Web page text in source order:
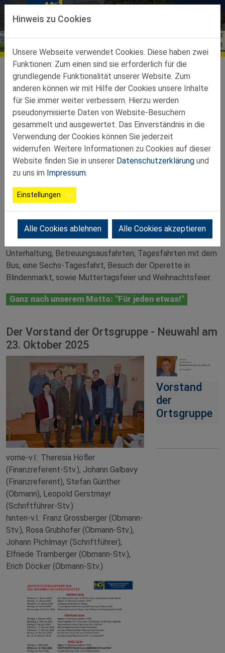
Direkt zur Hauptnavigation springen
Direkt zum Inhalt springen
Seitenstetten
Ortsgruppen
Ortsgruppen-Teilbez-St-Peter-Au Seitenstetten
Willkommen in der Ortsgruppe
Seitenstetten!
Die NÖ-Senioren Ortsgruppe Seitenstetten wird seit der
erfolgreichen Wahl am 23.10.2025 weiterhin von Obmann
Stefan Günther und seinem Team geleitet. Zur Jahresmitte
2025 zählte der Verein gut 370 Mitglieder, welche stets mit
Begeisterung und sehr zahlreich an den Veranstaltungen der
Unsere Aktivitäten sind abwechslungsreich und immer auf
Gemeinsame Wanderungen, Kegelnachmittage, Radfahren,
Seniorengymnastik, Minigolf. Gemütliche Nachmittage mit
Unterhaltung, Betreuungsausfahrten, Tagesfahrten mit dem
Bus, eine Sechs-Tagesfahrt, Besuch der Operette in
Blindenmarkt, sowie Muttertagsfeier und Weihnachtsfeier.
Ganz nach unserem Motto: "Für jeden etwas!"
Der Vorstand der Ortsgruppe - Neuwahl am
23. Oktober 2025
vorne-v.l.: Theresia Höfler
(Finanzreferent-Stv.), Johann Galbavy
(Finanzreferent), Stefan Günther
(Obmann), Leopold Gerstmayr
(Schriftführer-Stv.)
hinten-v.l.: Franz Grossberger (Obmann-
Stv.), Rosa Grubhofer (Obmann-Stv.),
Johann Pichlmayr (Schriftführer),
Elfriede Tramberger (Obmann-Stv.),
Erich Döcker (Obmann-Stv.)
Vorstand
der
Ortsgruppe
Hinweis zu Cookies
Unsere Webseite verwendet Cookies. Diese haben zwei
Funktionen: Zum einen sind sie erforderlich für die
grundlegende Funktionalität unserer Website. Zum
anderen können wir mit Hilfe der Cookies unsere Inhalte
für Sie immer weiter verbessern. Hierzu werden
pseudonymisierte Daten von Website-Besuchern
gesammelt und ausgewertet. Das Einverständnis in die
Verwendung der Cookies können Sie jederzeit
widerrufen. Weitere Informationen zu Cookies auf dieser
Website finden Sie in unserer Datenschutzerklärung und
zu uns im Impressum.
Einstellungen
Alle Cookies ablehnen Alle Cookies akzeptieren